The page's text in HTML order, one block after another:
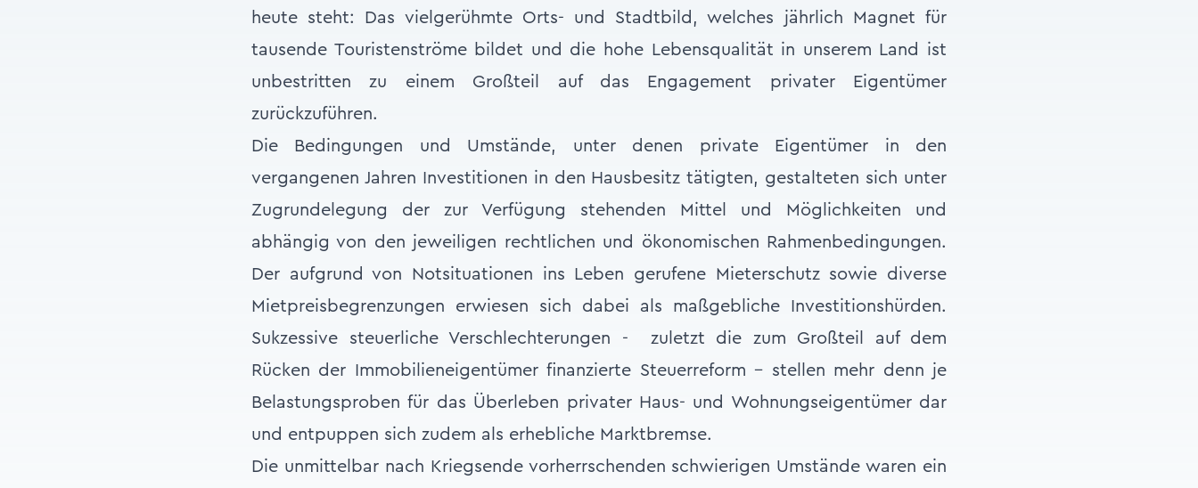
heute steht: Das vielgerühmte Orts- und Stadtbild, welches jährlich Magnet für
tausende Touristenströme bildet und die hohe Lebensqualität in unserem Land ist
unbestritten zu einem Großteil auf das Engagement privater Eigentümer
zurückzuführen.
Die Bedingungen und Umstände, unter denen private Eigentümer in den
vergangenen Jahren Investitionen in den Hausbesitz tätigten, gestalteten sich unter
Zugrundelegung der zur Verfügung stehenden Mittel und Möglichkeiten und
abhängig von den jeweiligen rechtlichen und ökonomischen Rahmenbedingungen.
Der aufgrund von Notsituationen ins Leben gerufene Mieterschutz sowie diverse
Mietpreisbegrenzungen erwiesen sich dabei als maßgebliche Investitionshürden.
Sukzessive steuerliche Verschlechterungen - zuletzt die zum Großteil auf dem
Rücken der Immobilieneigentümer finanzierte Steuerreform - stellen mehr denn je
Belastungsproben für das Überleben privater Haus- und Wohnungseigentümer dar
und entpuppen sich zudem als erhebliche Marktbremse.
Die unmittelbar nach Kriegsende vorherrschenden schwierigen Umstände waren ein